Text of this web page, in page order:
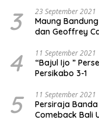
3 23 September 2021
Maung
dan Geoffrey
4 11 September 2021
“Bajul Ijo ”
Persikabo 3-1
5 11 September 2021
Persiraja
Comeback Bali